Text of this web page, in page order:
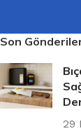
Son
29